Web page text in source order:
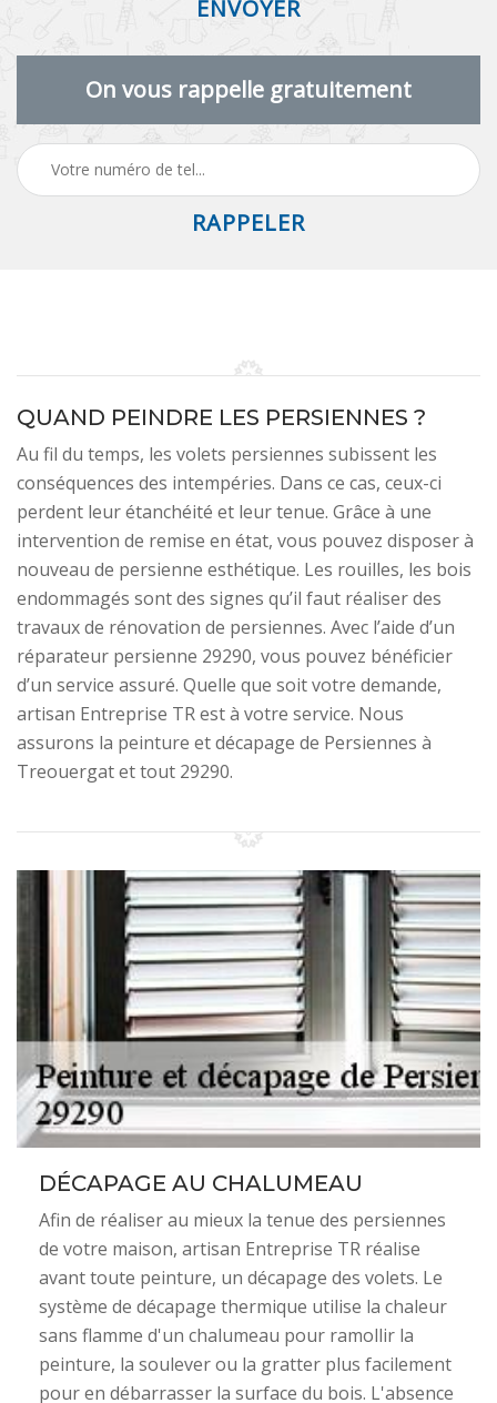
On vous rappelle gratuitement
QUAND PEINDRE LES PERSIENNES ?
Au fil du temps, les volets persiennes subissent les
conséquences des intempéries. Dans ce cas, ceux-ci
perdent leur étanchéité et leur tenue. Grâce à une
intervention de remise en état, vous pouvez disposer à
nouveau de persienne esthétique. Les rouilles, les bois
endommagés sont des signes qu’il faut réaliser des
travaux de rénovation de persiennes. Avec l’aide d’un
réparateur persienne 29290, vous pouvez bénéficier
d’un service assuré. Quelle que soit votre demande,
artisan Entreprise TR est à votre service. Nous
assurons la peinture et décapage de Persiennes à
Treouergat et tout 29290.
DÉCAPAGE AU CHALUMEAU
Afin de réaliser au mieux la tenue des persiennes
de votre maison, artisan Entreprise TR réalise
avant toute peinture, un décapage des volets. Le
système de décapage thermique utilise la chaleur
sans flamme d'un chalumeau pour ramollir la
peinture, la soulever ou la gratter plus facilement
pour en débarrasser la surface du bois. L'absence